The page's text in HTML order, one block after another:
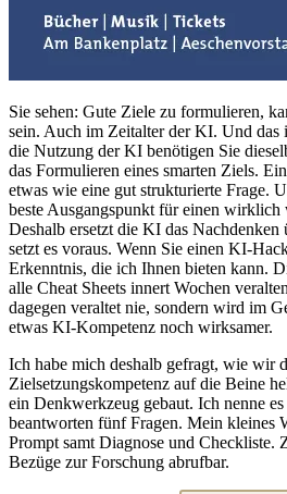
Sie sehen: Gute Ziele zu formulieren,
sein. Auch im Zeitalter der KI. Und das
die Nutzung der KI benötigen Sie
das Formulieren eines smarten Ziels.
etwas wie eine gut strukturierte Frage.
beste Ausgangspunkt für einen wirklich
Deshalb ersetzt die KI das Nachdenken
setzt es voraus. Wenn Sie einen KI-
Erkenntnis, die ich Ihnen bieten kann.
alle Cheat Sheets innert Wochen
dagegen veraltet nie, sondern wird im
etwas KI-Kompetenz noch wirksamer.
Ich habe mich deshalb gefragt, wie wir
Zielsetzungskompetenz auf die Beine
ein Denkwerkzeug gebaut. Ich nenne
beantworten fünf Fragen. Mein kleines
Prompt samt Diagnose und Checkliste.
Bezüge zur Forschung abrufbar.